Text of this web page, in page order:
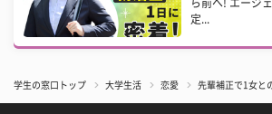
ら前へ! エージ
定...
学生の窓口トップ 大学生活 恋愛 先輩補正で1女と